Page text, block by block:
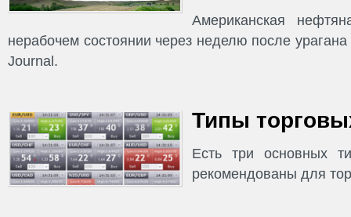
Американская
нерабочем состоянии через неделю после
Journal.
Типы
Есть три основных
рекомендованы для